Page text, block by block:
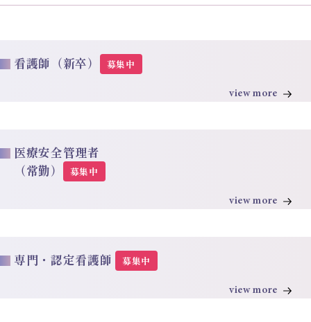
看護師（新卒） 募集中
view more
医療安全管理者
（常勤）
募集中
view more
専門・認定看護師 募集中
view more